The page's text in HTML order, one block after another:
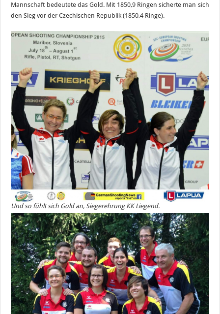
Mannschaft bedeutete das Gold. Mit 1850,9 Ringen sicherte man sich
den Sieg vor der Czechischen Republik (1850,4 Ringe).
Und so fühlt sich Gold an, Siegerehrung KK Liegend.